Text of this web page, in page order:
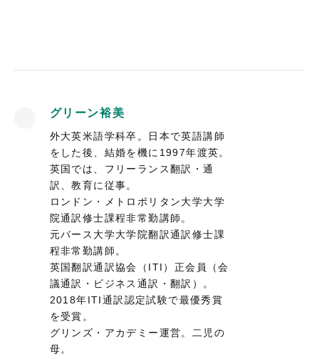
グリーン裕美
外大英米語学科卒。日本で英語講師
をした後、結婚を機に1997年渡英。
英国では、フリーランス翻訳・通
訳、教育に従事。
ロンドン・メトロポリタン大学大学
院通訳修士課程非常勤講師。
元バース大学大学院翻訳通訳修士課
程非常勤講師。
英国翻訳通訳協会（ITI）正会員（会
議通訳・ビジネス通訳・翻訳）。
2018年ITI通訳認定試験で最優秀賞
を受賞。
グリンズ・アカデミー運営。二児の
母。